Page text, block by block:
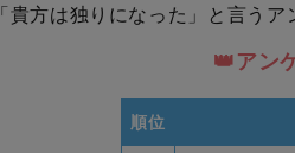
「貴方は独りになった」と言う
👑アン
順位